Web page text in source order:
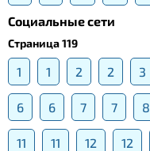
Социальные сети
Страница 119
1 1 2 2 3
6 6 7 7 8
11 11 12 12